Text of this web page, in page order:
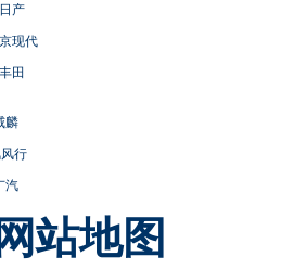
产
现代
田
麟
行
汽
网站地图